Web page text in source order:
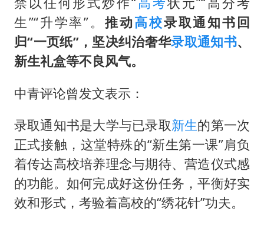
大疆错失宇树
白海豚路径图
生”“升学率”。推动高校录取通知书回
归“一页纸”，坚决纠治奢华录取通知书、
新生礼盒等不良风气。
中青评论曾发文表示：
录取通知书是大学与已录取新生的第一次
正式接触，这堂特殊的“新生第一课”肩负
着传达高校培养理念与期待、营造仪式感
的功能。如何完成好这份任务，平衡好实
效和形式，考验着高校的“绣花针”功夫。